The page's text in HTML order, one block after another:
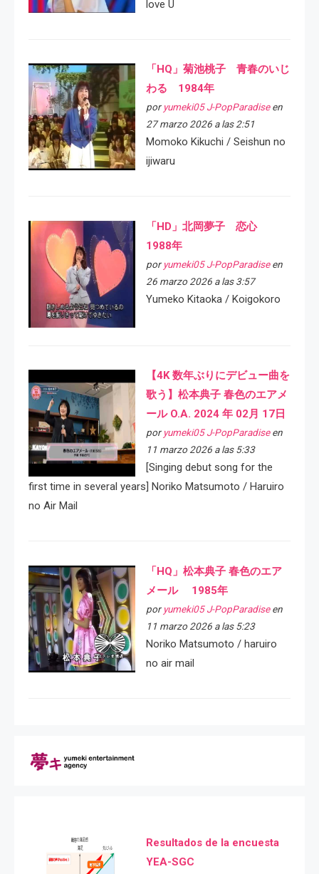
love U
「HQ」菊池桃子 青春のいじ
わる 1984年
por yumeki05 J-PopParadiseen
27 marzo 2026 a las 2:51
Momoko Kikuchi / Seishun no
ijiwaru
「HD」北岡夢子 恋心
1988年
por yumeki05 J-PopParadiseen
26 marzo 2026 a las 3:57
Yumeko Kitaoka / Koigokoro
【4K 数年ぶりにデビュー曲を
歌う】松本典子 春色のエアメ
ール O.A. 2024 年 02月 17日
por yumeki05 J-PopParadiseen
11 marzo 2026 a las 5:33
[Singing debut song for the
first time in several years] Noriko Matsumoto / Haruiro
no Air Mail
「HQ」松本典子 春色のエア
メール 1985年
por yumeki05 J-PopParadiseen
11 marzo 2026 a las 5:23
Noriko Matsumoto / haruiro
no air mail
Resultados de la encuesta
YEA-SGC